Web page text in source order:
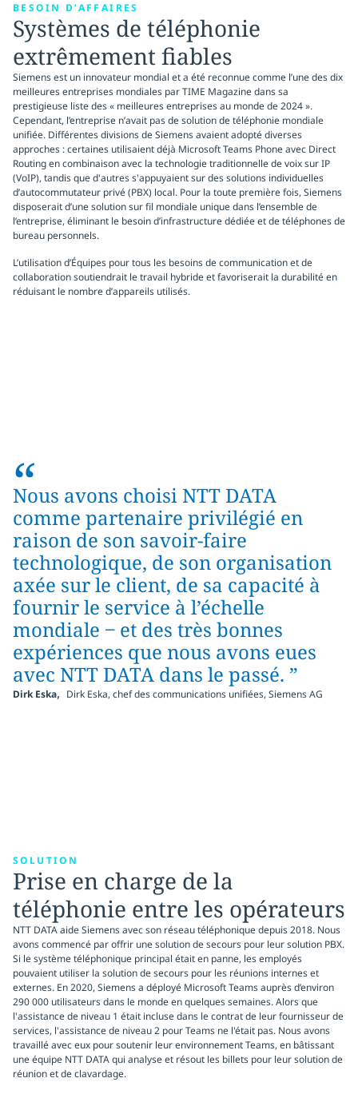
BESOIN D’AFFAIRES
Systèmes de téléphonie
extrêmement fiables
Siemens est un innovateur mondial et a été reconnue comme l’une des dix
meilleures entreprises mondiales par TIME Magazine dans sa
prestigieuse liste des « meilleures entreprises au monde de 2024 ».
Cependant, l’entreprise n’avait pas de solution de téléphonie mondiale
unifiée. Différentes divisions de Siemens avaient adopté diverses
approches : certaines utilisaient déjà Microsoft Teams Phone avec Direct
Routing en combinaison avec la technologie traditionnelle de voix sur IP
(VoIP), tandis que d'autres s'appuyaient sur des solutions individuelles
d’autocommutateur privé (PBX) local. Pour la toute première fois, Siemens
disposerait d’une solution sur fil mondiale unique dans l’ensemble de
l’entreprise, éliminant le besoin d’infrastructure dédiée et de téléphones de
bureau personnels.
L’utilisation d’Équipes pour tous les besoins de communication et de
collaboration soutiendrait le travail hybride et favoriserait la durabilité en
réduisant le nombre d’appareils utilisés.
“
Nous avons choisi NTT DATA
comme partenaire privilégié en
raison de son savoir-faire
technologique, de son organisation
axée sur le client, de sa capacité à
fournir le service à l’échelle
mondiale ‒ et des très bonnes
expériences que nous avons eues
avec NTT DATA dans le passé. ”
Dirk Eska, Dirk Eska, chef des communications unifiées, Siemens AG
SOLUTION
Prise en charge de la
téléphonie entre les opérateurs
NTT DATA aide Siemens avec son réseau téléphonique depuis 2018. Nous
avons commencé par offrir une solution de secours pour leur solution PBX.
Si le système téléphonique principal était en panne, les employés
pouvaient utiliser la solution de secours pour les réunions internes et
externes. En 2020, Siemens a déployé Microsoft Teams auprès d’environ
290 000 utilisateurs dans le monde en quelques semaines. Alors que
l'assistance de niveau 1 était incluse dans le contrat de leur fournisseur de
services, l'assistance de niveau 2 pour Teams ne l'était pas. Nous avons
travaillé avec eux pour soutenir leur environnement Teams, en bâtissant
une équipe NTT DATA qui analyse et résout les billets pour leur solution de
réunion et de clavardage.